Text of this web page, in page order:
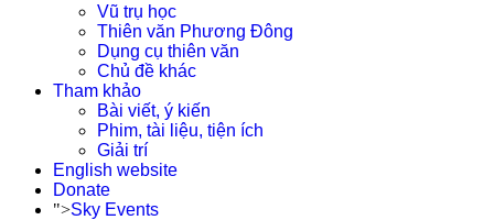
Vũ trụ học
Thiên văn Phương Đông
Dụng cụ thiên văn
Chủ đề khác
Tham khảo
Bài viết, ý kiến
Phim, tài liệu, tiện ích
Giải trí
English website
Donate
">Sky Events